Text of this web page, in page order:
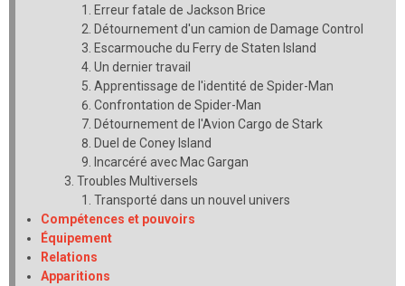
Erreur fatale de Jackson Brice
Détournement d'un camion de Damage Control
Escarmouche du Ferry de Staten Island
Un dernier travail
Apprentissage de l'identité de Spider-Man
Confrontation de Spider-Man
Détournement de l'Avion Cargo de Stark
Duel de Coney Island
Incarcéré avec Mac Gargan
Troubles Multiversels
Transporté dans un nouvel univers
Compétences et pouvoirs
Équipement
Relations
Apparitions